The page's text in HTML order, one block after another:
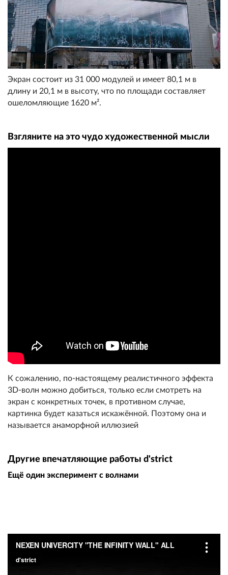
Экран состоит из 31 000 модулей и имеет 80,1 м в
длину и 20,1 м в высоту, что по площади составляет
ошеломляющие 1620 м².
Взгляните на это чудо художественной мысли
К сожалению, по-настоящему реалистичного эффекта
3D-волн можно добиться, только если смотреть на
экран с конкретных точек, в противном случае,
картинка будет казаться искажённой. Поэтому она и
называется анаморфной иллюзией
Другие впечатляющие работы d'strict
Ещё один эксперимент с волнами